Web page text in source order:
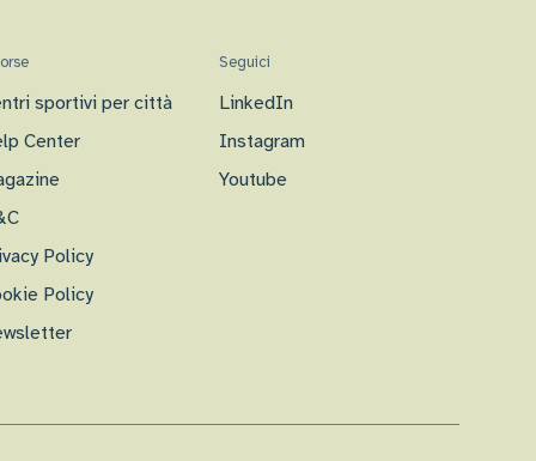
sportivi per città
Center
Policy
Policy
Seguici
LinkedIn
Instagram
Youtube